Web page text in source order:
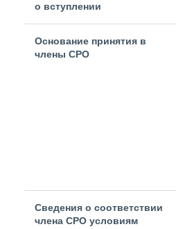
о вступлении
Основание принятия в
члены СРО
Сведения о соответствии
члена СРО условиям